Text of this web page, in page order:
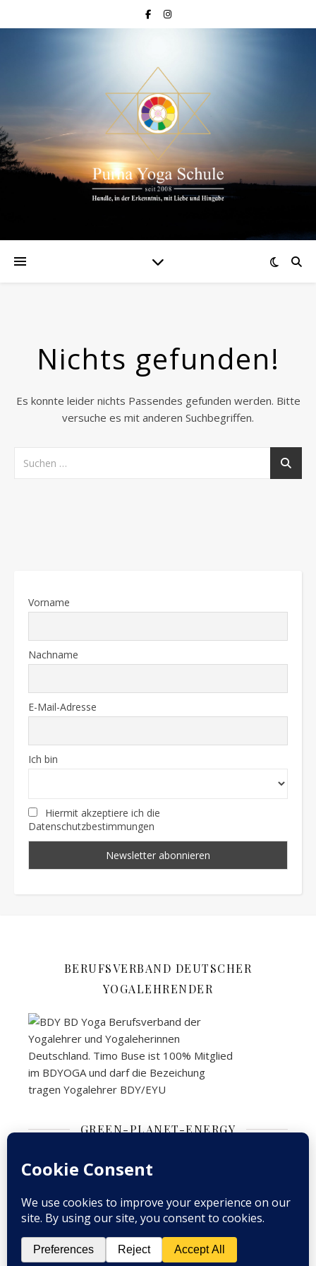
Nichts gefunden!
Es konnte leider nichts Passendes gefunden werden. Bitte
versuche es mit anderen Suchbegriffen.
Vorname
Nachname
E-Mail-Adresse
Ich bin
Hiermit akzeptiere ich die
Datenschutzbestimmungen
BERUFSVERBAND DEUTSCHER
YOGALEHRENDER
GREEN-PLANET-ENERGY
2026 Purna Yoga Schule ©
Impressum
Datenschutz
Ashe Theme von
WP